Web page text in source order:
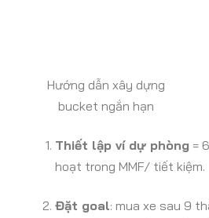
Hướng dẫn xây dựng
bucket ngắn hạn
Thiết lập ví dự phòng =
hoạt trong MMF/ tiết kiệm.
Đặt goal: mua xe sau 9